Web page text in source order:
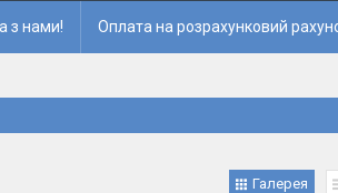
з нами! Оплата на розрахунковий
Галерея